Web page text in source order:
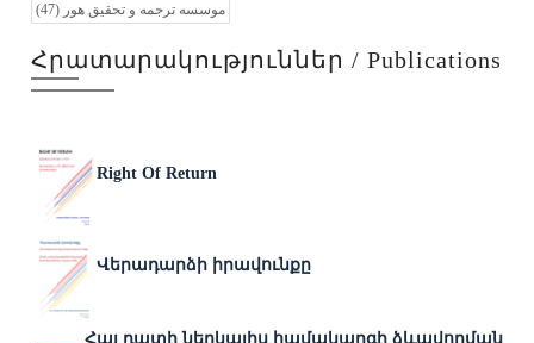
موسسه ترجمه و تحقیق هور (47)
Հրատարակություններ / Publications
Right Of Return
Վերադարձի իրավունքը
Հայ դատի ներկայիս համակարգի ձևավորման